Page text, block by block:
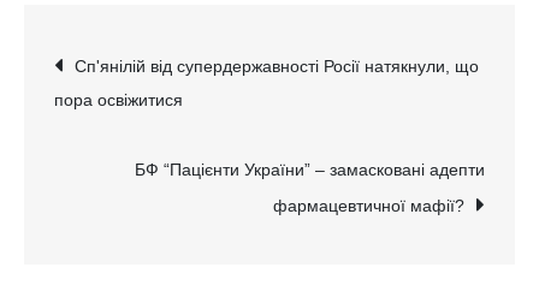
Навігація
записів
Сп'янілій від супердержавності Росії натякнули, що
пора освіжитися
БФ “Пацієнти України” – замасковані адепти
фармацевтичної мафії?